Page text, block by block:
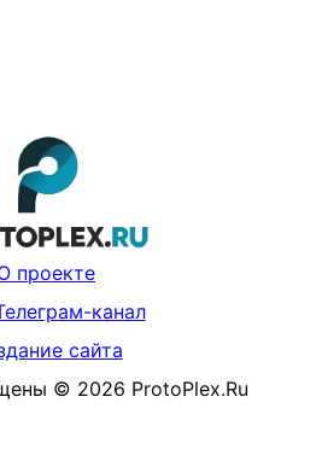
проекте
канал
сайта
© 2026 ProtoPlex.Ru